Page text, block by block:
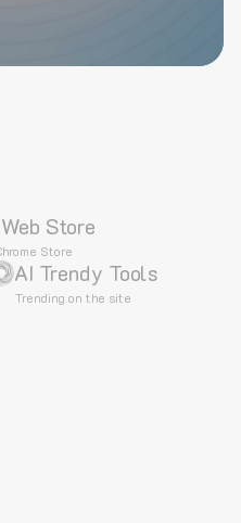
Store
Store
AI Trendy Tools
Trending on the site